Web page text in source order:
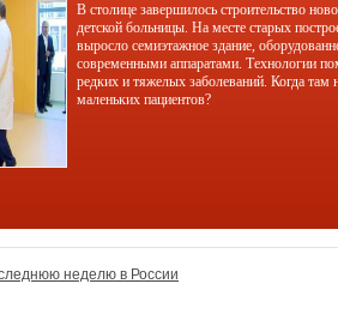
В столице завершилось строительство
детской больницы. На месте старых
выросло семиэтажное здание,
современными аппаратами. Технологии
редких и тяжелых заболеваний. Когда там
маленьких пациентов?
неделю в России